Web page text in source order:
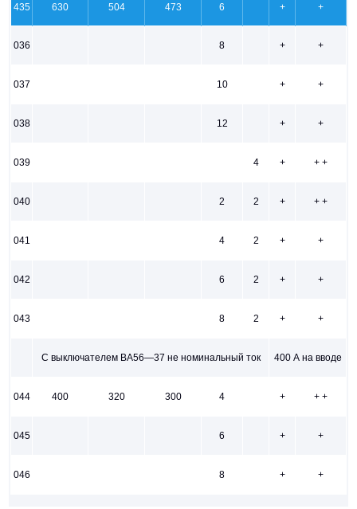
435 630 504 473 6 + +
036 8 + +
037 10 + +
038 12 + +
039 4 + + +
040 2 2 + + +
041 4 2 + +
042 6 2 + +
043 8 2 + +
С выключателем ВА56—37 не номинальный ток 400 А на вводе
044 400 320 300 4 + + +
045 6 + +
046 8 + +